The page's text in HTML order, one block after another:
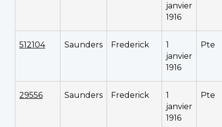
janvier
1916
512104 Saunders Frederick
1
janvier
1916
Pte
29556 Saunders Frederick
1
janvier
1916
Pte